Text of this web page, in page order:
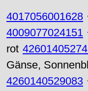
4017056001628
4009077024151
rot
Gänse,
4260140529083